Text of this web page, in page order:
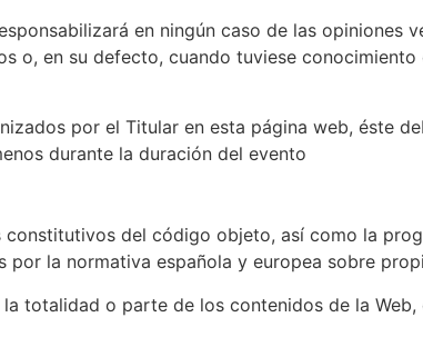
en ningún caso de las opiniones
o, en su defecto, cuando tuviese
por el Titular en esta página web, éste
durante la duración del evento
del código objeto, así como la
la normativa española y europea sobre
totalidad o parte de los contenidos de la